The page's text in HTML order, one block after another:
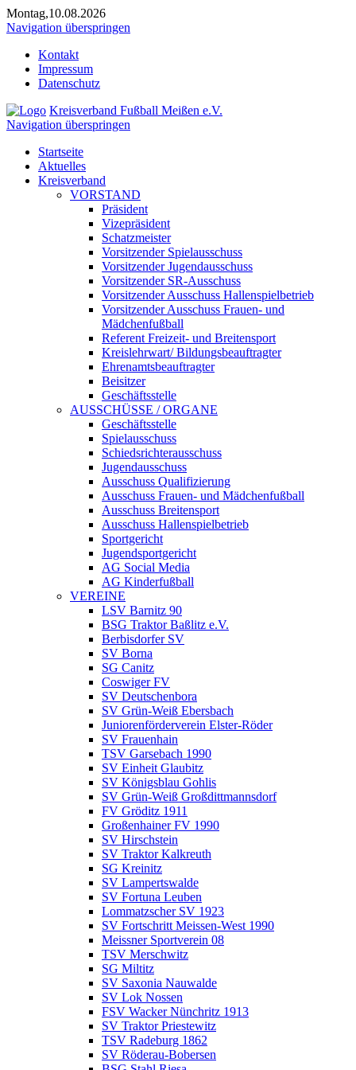
Montag,10.08.2026
Navigation überspringen
Kontakt
Impressum
Datenschutz
Kreisverband Fußball Meißen e.V.
Navigation überspringen
Startseite
Aktuelles
Kreisverband
VORSTAND
Präsident
Vizepräsident
Schatzmeister
Vorsitzender Spielausschuss
Vorsitzender Jugendausschuss
Vorsitzender SR-Ausschuss
Vorsitzender Ausschuss Hallenspielbetrieb
Vorsitzender Ausschuss Frauen- und
Mädchenfußball
Referent Freizeit- und Breitensport
Kreislehrwart/ Bildungsbeauftragter
Ehrenamtsbeauftragter
Beisitzer
Geschäftsstelle
AUSSCHÜSSE / ORGANE
Geschäftsstelle
Spielausschuss
Schiedsrichterausschuss
Jugendausschuss
Ausschuss Qualifizierung
Ausschuss Frauen- und Mädchenfußball
Ausschuss Breitensport
Ausschuss Hallenspielbetrieb
Sportgericht
Jugendsportgericht
AG Social Media
AG Kinderfußball
VEREINE
LSV Barnitz 90
BSG Traktor Baßlitz e.V.
Berbisdorfer SV
SV Borna
SG Canitz
Coswiger FV
SV Deutschenbora
SV Grün-Weiß Ebersbach
Juniorenförderverein Elster-Röder
SV Frauenhain
TSV Garsebach 1990
SV Einheit Glaubitz
SV Königsblau Gohlis
SV Grün-Weiß Großdittmannsdorf
FV Gröditz 1911
Großenhainer FV 1990
SV Hirschstein
SV Traktor Kalkreuth
SG Kreinitz
SV Lampertswalde
SV Fortuna Leuben
Lommatzscher SV 1923
SV Fortschritt Meissen-West 1990
Meissner Sportverein 08
TSV Merschwitz
SG Miltitz
SV Saxonia Nauwalde
SV Lok Nossen
FSV Wacker Nünchritz 1913
SV Traktor Priestewitz
TSV Radeburg 1862
SV Röderau-Bobersen